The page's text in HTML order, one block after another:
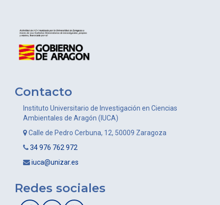
Contacto
Instituto Universitario de Investigación en Ciencias
Ambientales de Aragón (IUCA)
Calle de Pedro Cerbuna, 12, 50009 Zaragoza
34 976 762 972
iuca@unizar.es
Redes sociales